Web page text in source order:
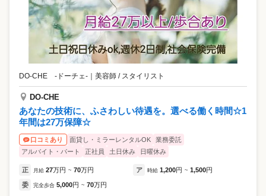
休暇!! ・誕生日の月はどこか1日お休みをプレゼント!!お誕生日休暇!! ・
いつもキレイに、元気でいるために!!毎月美容サロン・マッサージサロン
代を補助!! ・ちょっとお茶して帰ろ？カフェ代補助!! まだまだあります
大を視野に入れています。 海外や外国に興味がある方が活躍できるステ
ージを作っていきます!! まずはお気軽にお問い合わせ下さい。 皆様から
DO-CHE ‐ドーチェ‐ 美容師 / スタイリスト
DO-CHE
あなたの技術に、ふさわしい待遇を。選べる働く時間☆1
年間は27万保障☆
口コミあり 面貸し・ミラーレンタルOK
業務委託
アルバイト・パート
正社員 土日休み 日曜休み
正 月給 27万円 ~ 70万円 ア 時給 1,200円 ~ 1,500円
委 完全歩合 5,000円 ~ 70万円